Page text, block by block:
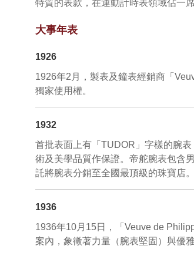
特質的表款，在運動計時表領域佔一
大事年表
1926
1926年2月，製表及鐘表經銷商「
獨家使用權。
1932
首批表面上有「TUDOR」字樣的腕
術及美學品質作保證。帝舵腕表包含
託將腕表分銷至全國最頂級的珠寶店。
1936
1936年10月15日，「Veuve de
案內，象徵著力量（腕表堅固）與優